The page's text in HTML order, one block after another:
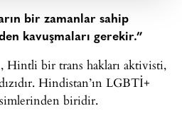
bir zamanlar sahip
kavuşmaları gerekir.”
Hintli bir trans hakları aktivisti,
Hindistan’ın LGBTİ+
biridir.